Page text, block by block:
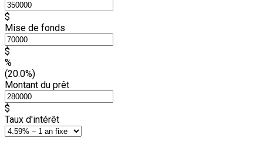
$
Mise de fonds
$
%
(20.0%)
Montant du prêt
$
Taux d'intérêt